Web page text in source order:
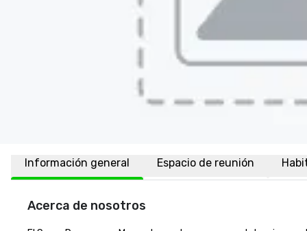
Información general Espacio de reunión
Acerca de nosotros